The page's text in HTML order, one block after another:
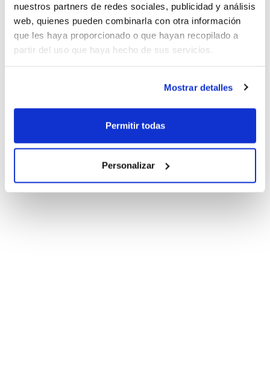
nuestros partners de redes sociales, publicidad y análisis
web, quienes pueden combinarla con otra información
que les haya proporcionado o que hayan recopilado a
partir del uso que haya hecho de sus servicios.
Mostrar detalles
Permitir todas
Personalizar